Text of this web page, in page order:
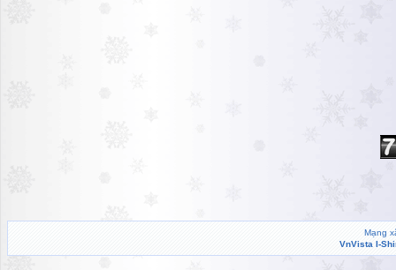
Mạng
VnVista I-